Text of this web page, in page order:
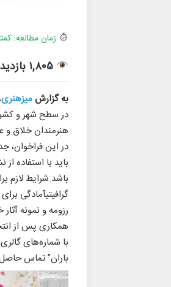
زمان مطالعه: کمتر از ۱
۱,۸۰۵ بازدید
به گزارش میزهنری
در سطح شهر و
هنرمندان خلاق و
در این فراخوان،
باید با استفاده
باشد.شرایط لازم
گرافیتیآمادگی
همکاری پس از
باران” تماس